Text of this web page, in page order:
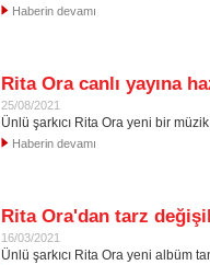
Haberin devamı
Rita Ora canlı yayına
25/08/2021
Ünlü şarkıcı Rita Ora yeni bir
Haberin devamı
Rita Ora'dan tarz
16/03/2021
Ünlü şarkıcı Rita Ora yeni albüm